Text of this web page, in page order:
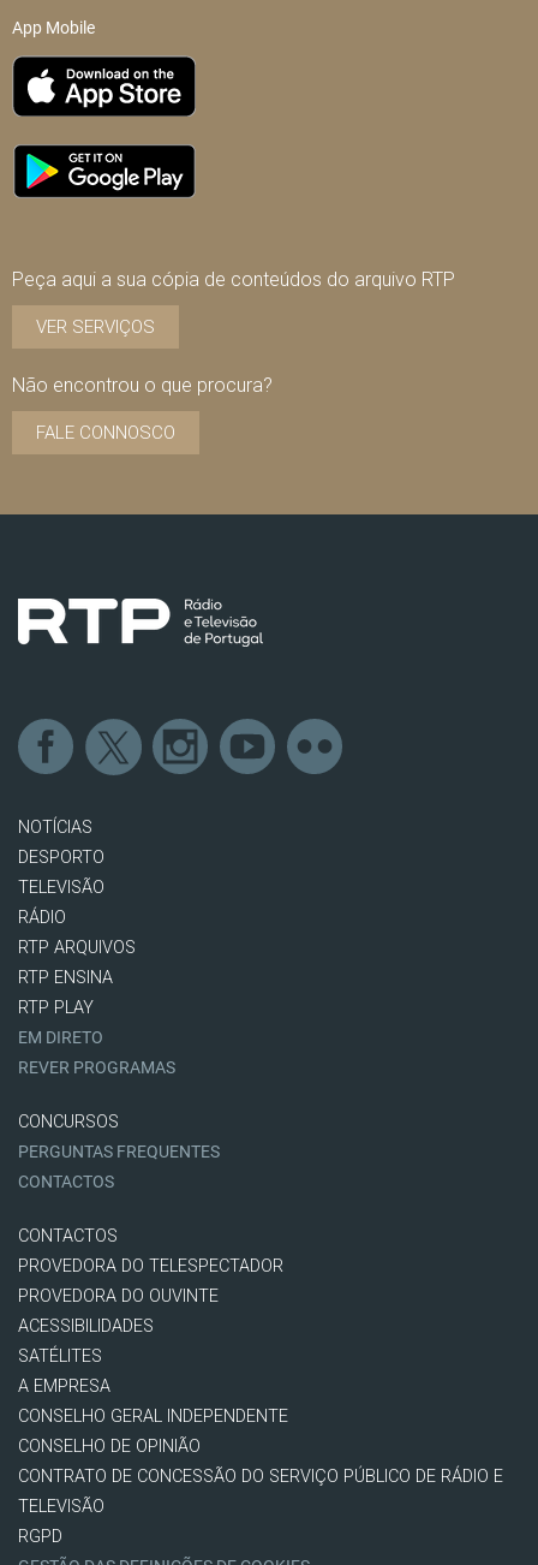
App Mobile
Peça aqui a sua cópia de conteúdos do arquivo RTP
VER SERVIÇOS
Não encontrou o que procura?
FALE CONNOSCO
NOTÍCIAS
DESPORTO
TELEVISÃO
RÁDIO
RTP ARQUIVOS
RTP ENSINA
RTP PLAY
EM DIRETO
REVER PROGRAMAS
CONCURSOS
PERGUNTAS FREQUENTES
CONTACTOS
CONTACTOS
PROVEDORA DO TELESPECTADOR
PROVEDORA DO OUVINTE
ACESSIBILIDADES
SATÉLITES
A EMPRESA
CONSELHO GERAL INDEPENDENTE
CONSELHO DE OPINIÃO
CONTRATO DE CONCESSÃO DO SERVIÇO PÚBLICO DE RÁDIO E
TELEVISÃO
RGPD